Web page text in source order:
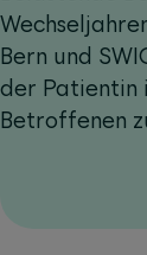
Bern und
der Patientin
Betroffenen